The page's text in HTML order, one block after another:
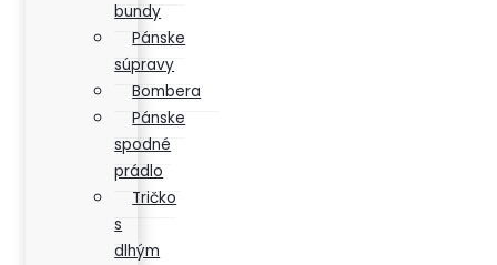
bundy
Pánske
súpravy
Bombera
Pánske
spodné
prádlo
Tričko
s
dlhým